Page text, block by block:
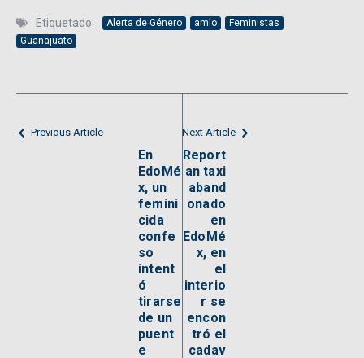
Etiquetado: Alerta de Género amlo
Feministas
Guanajuato
Previous Article
En
EdoMé
x, un
femini
cida
confe
so
intent
ó
tirarse
de un
puent
e
Next Article
Report
an taxi
aband
onado
en
EdoMé
x, en
el
interio
r se
encon
tró el
cadav